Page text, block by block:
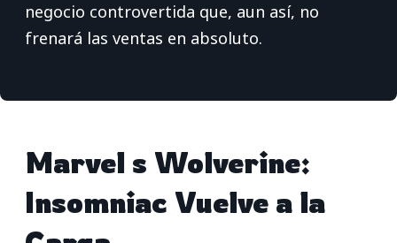
negocio controvertida que, aun así, no
frenará las ventas en absoluto.
Marvel s Wolverine:
Insomniac Vuelve a la